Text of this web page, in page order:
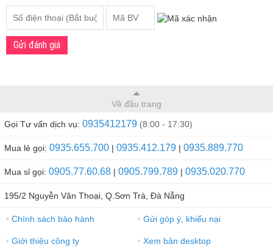
Gửi đánh giá
Về đầu trang
Gọi Tư vấn dịch vụ: 0935412179 (8:00 - 17:30)
Mua lẻ gọi: 0935.655.700 | 0935.412.179 | 0935.889.770
Mua sỉ gọi: 0905.77.60.68 | 0905.799.789 | 0935.020.770
195/2 Nguyễn Văn Thoại, Q.Sơn Trà, Đà Nẵng
● Chính sách bảo hành ● Gửi góp ý, khiếu nại
● Giới thiệu công ty ● Xem bản desktop